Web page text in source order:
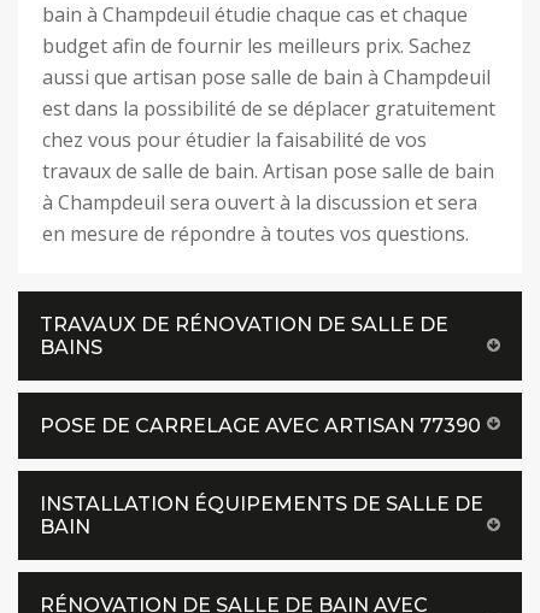
bain à Champdeuil étudie chaque cas et chaque
budget afin de fournir les meilleurs prix. Sachez
aussi que artisan pose salle de bain à Champdeuil
est dans la possibilité de se déplacer gratuitement
chez vous pour étudier la faisabilité de vos
travaux de salle de bain. Artisan pose salle de bain
à Champdeuil sera ouvert à la discussion et sera
en mesure de répondre à toutes vos questions.
TRAVAUX DE RÉNOVATION DE SALLE DE
BAINS
POSE DE CARRELAGE AVEC ARTISAN 77390
INSTALLATION ÉQUIPEMENTS DE SALLE DE
BAIN
RÉNOVATION DE SALLE DE BAIN AVEC